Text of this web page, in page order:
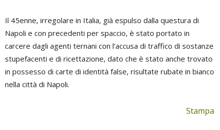
Il 45enne, irregolare in Italia, già espulso dalla questura di
Napoli e con precedenti per spaccio, è stato portato in
carcere dagli agenti ternani con l’accusa di traffico di sostanze
stupefacenti e di ricettazione, dato che è stato anche trovato
in possesso di carte di identità false, risultate rubate in bianco
nella città di Napoli.
Stampa